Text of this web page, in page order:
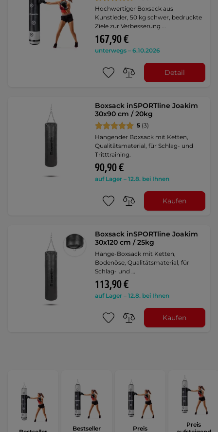
Hochwertiger Boxsack aus
Kunstleder, 50 kg schwer, bedruckte
Ziele zur Verbesserung …
167,90 €
unterwegs – 6.10.2026
Detail
Boxsack inSPORTline Joakim
30x90 cm / 20kg
5 (3)
Hängender Boxsack mit Ketten,
Qualitätsmaterial, für Schlag- und
Tritttraining.
90,90 €
auf Lager – 12.8. bei Ihnen
Kaufen
Boxsack inSPORTline Joakim
30x120 cm / 25kg
Hänge-Boxsack mit Ketten,
Bodenöse, Qualitätsmaterial, für
Schlag- und …
113,90 €
auf Lager – 12.8. bei Ihnen
Kaufen
Bestseller
Preis
Preis